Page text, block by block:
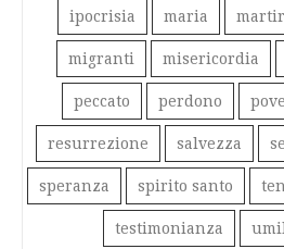
ipocrisia maria
migranti misericordia
peccato perdono
resurrezione salvezza
speranza spirito santo
testimonianza